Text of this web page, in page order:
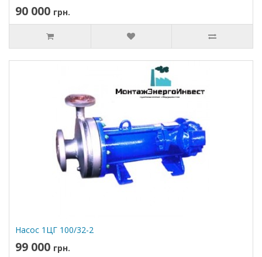
90 000 грн.
Насос 1ЦГ 100/32-2
99 000 грн.